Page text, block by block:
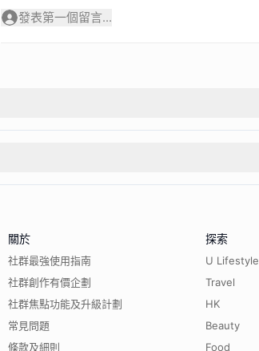
發表第一個留言...
關於
社群最強使用指南
社群創作有價企劃
社群焦點功能及升級計劃
常見問題
條款及細則
探索
U Lifestyle
Travel
HK
Beauty
Food